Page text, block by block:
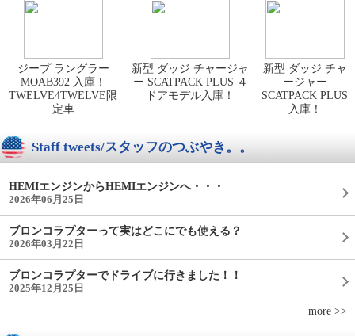
ジープ ラングラー
MOAB392 入庫！
TWELVE4TWELVE限
定車
新型 ダッジ チャージャ
ー SCATPACK PLUS ４
ドアモデル入庫！
新型 ダッジ チャ
ージャー
SCATPACK PLUS
入庫！
Staff tweets/スタッフのつぶやき。。
HEMIエンジンからHEMIエンジンへ・・・
2026年06月25日
ブロンコラプターって実はどこにでも使える？
2026年03月22日
ブロンコラプターでドライブに行きました！！
2025年12月25日
more >>